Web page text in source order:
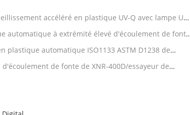
accéléré en plastique UV-Q avec lampe UV
automatique à extrémité élevé d'écoulement de fonte
de MVR du débit MFI
plastique automatique ISO1133 ASTM D1238 de
de fonte de XNR-400E
de fonte de XNR-400D/essayeur de